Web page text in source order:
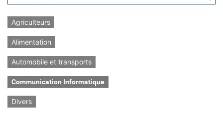
Agriculteurs
Alimentation
Automobile et transports
Communication Informatique
Divers